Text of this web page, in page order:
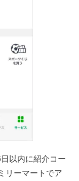
以内に紹介コー
リーマートでア